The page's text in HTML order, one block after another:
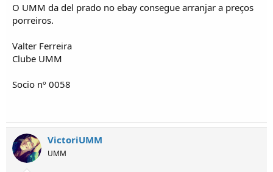
O UMM da del prado no ebay consegue arranjar a preços
porreiros.
Valter Ferreira
Clube UMM
Socio nº 0058
VictoriUMM
UMM